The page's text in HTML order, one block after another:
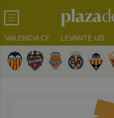
VALENCIA CF LEVANTE UD